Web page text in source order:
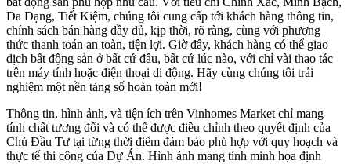
Đa Dạng, Tiết Kiệm, chúng tôi cung cấp tới khách hàng thông tin,
chính sách bán hàng đầy đủ, kịp thời, rõ ràng, cùng với phương
thức thanh toán an toàn, tiện lợi. Giờ đây, khách hàng có thể giao
dịch bất động sản ở bất cứ đâu, bất cứ lúc nào, với chỉ vài thao tác
trên máy tính hoặc điện thoại di động. Hãy cùng chúng tôi trải
nghiệm một nền tảng số hoàn toàn mới!
Thông tin, hình ảnh, và tiện ích trên Vinhomes Market chỉ mang
tính chất tương đối và có thể được điều chỉnh theo quyết định của
Chủ Đầu Tư tại từng thời điểm đảm bảo phù hợp với quy hoạch và
thực tế thi công của Dự Án. Hình ảnh mang tính minh họa định